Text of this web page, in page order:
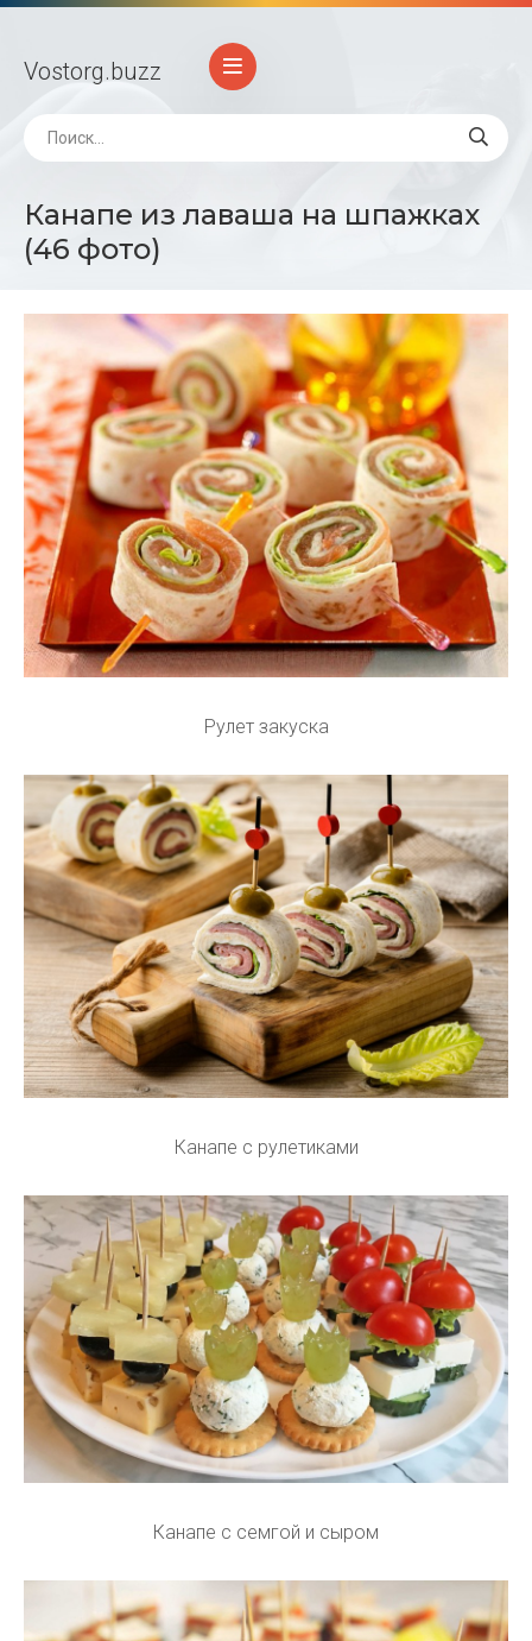
Vostorg.buzz
Канапе из лаваша на шпажках
(46 фото)
Рулет закуска
Канапе с рулетиками
Канапе с семгой и сыром